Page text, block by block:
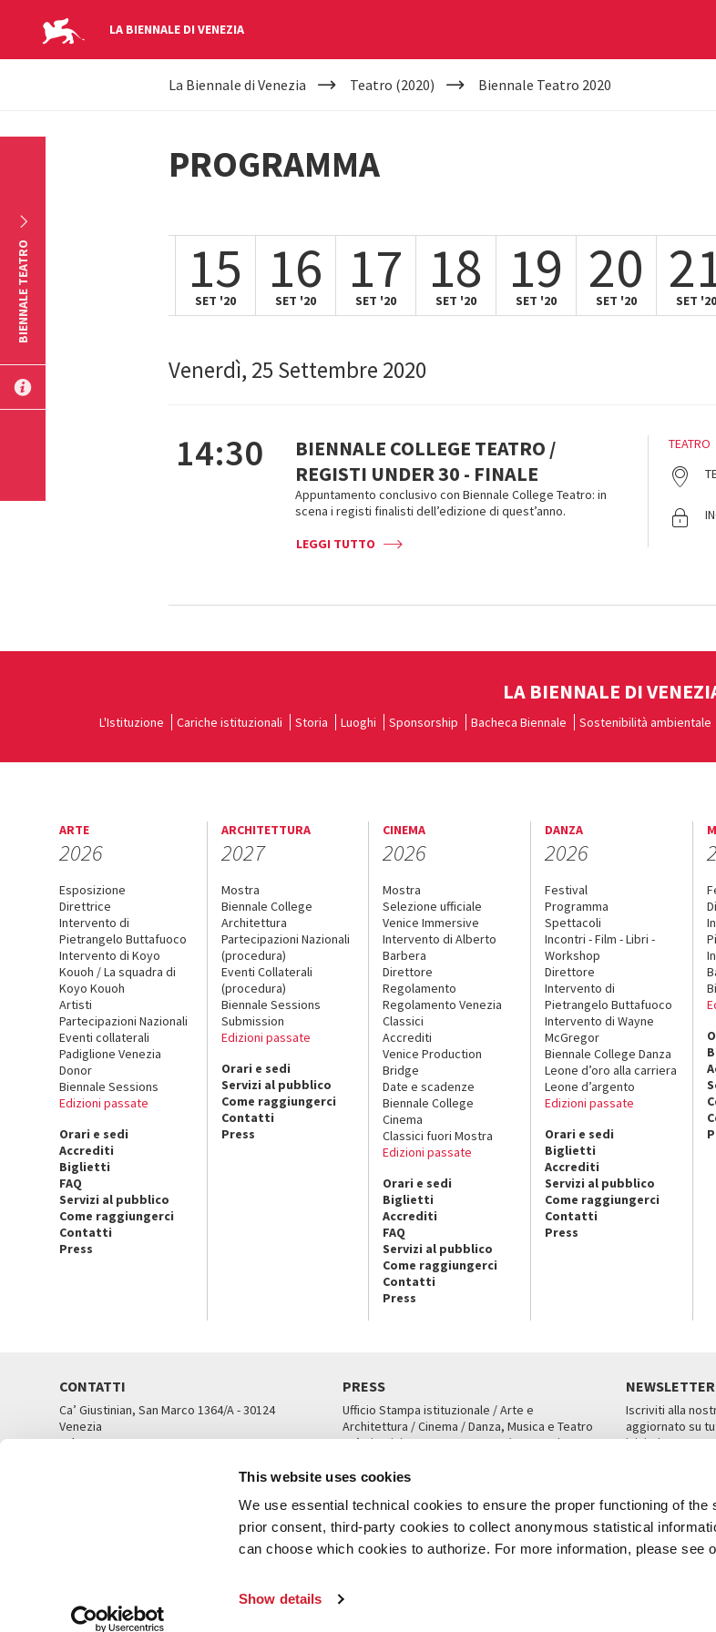
This website uses cookies
We use essential technical cookies to ensure the proper functioning of the
prior consent, third-party cookies to collect anonymous statistical
can choose which cookies to authorize. For more information, please see
Show details
LA BIENNALE DI VENEZIA
YOUR
HERE
La Biennale di Venezia Teatro (2020) Biennale Teatro 2020
PROGRAMMA
15
SET '20 16
SET '20 17
SET '20 18
SET '20 19
SET '20 20
SET '20 SET '20
Venerdì, 25 Settembre 2020
INVIA
14:30
BIENNALE COLLEGE TEATRO /
REGISTI UNDER 30 - FINALE
Appuntamento conclusivo con Biennale College Teatro: in
scena i registi finalisti dell’edizione di quest’anno.
LEGGI TUTTO
TEATRO
BIENNALE TEATRO
LA BIENNALE DI
L'Istituzione Cariche istituzionali Storia Luoghi Sponsorship Bacheca Biennale Sostenibilità ambientale
ARTE
2026
Esposizione
Direttrice
Intervento di
Pietrangelo Buttafuoco
Intervento di Koyo
Kouoh / La squadra di
Koyo Kouoh
Artisti
Partecipazioni Nazionali
Eventi collaterali
Padiglione Venezia
Donor
Biennale Sessions
Edizioni passate
Orari e sedi
Accrediti
Biglietti
FAQ
Servizi al pubblico
Come raggiungerci
Contatti
Press
ARCHITETTURA
2027
Mostra
Biennale College
Architettura
Partecipazioni Nazionali
(procedura)
Eventi Collaterali
(procedura)
Biennale Sessions
Submission
Edizioni passate
Orari e sedi
Servizi al pubblico
Come raggiungerci
Contatti
Press
CINEMA
2026
Mostra
Selezione ufficiale
Venice Immersive
Intervento di Alberto
Barbera
Direttore
Regolamento
Regolamento Venezia
Classici
Accrediti
Venice Production
Bridge
Date e scadenze
Biennale College
Cinema
Classici fuori Mostra
Edizioni passate
Orari e sedi
Biglietti
Accrediti
FAQ
Servizi al pubblico
Come raggiungerci
Contatti
Press
DANZA
2026
Festival
Programma
Spettacoli
Incontri - Film - Libri -
Workshop
Direttore
Intervento di
Pietrangelo Buttafuoco
Intervento di Wayne
McGregor
Biennale College Danza
Leone d’oro alla carriera
Leone d’argento
Edizioni passate
Orari e sedi
Biglietti
Accrediti
Servizi al pubblico
Come raggiungerci
Contatti
Press
CONTATTI
Ca’ Giustinian, San Marco 1364/A - 30124
Venezia
Tel. 041 5218711
PRESS
Ufficio Stampa istituzionale / Arte e
Architettura / Cinema / Danza, Musica e Teatro
Ca’ Giustinian, San Marco 1364/A, Venezia
UFFICI STAMPA
NEWSLETTER
Iscriviti alla
aggiornato su
iniziative.